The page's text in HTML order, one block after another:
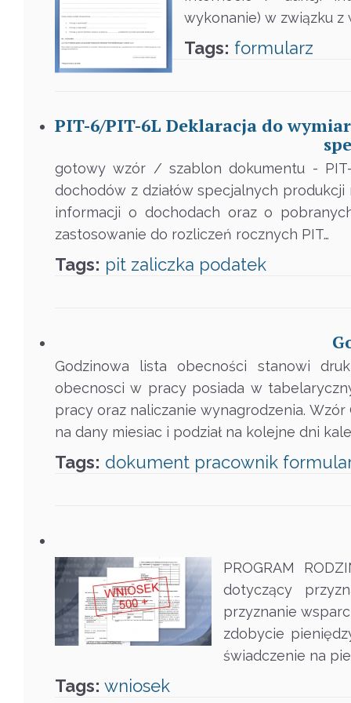
wykonanie) w związku z
Tags: formularz
PIT-6/PIT-6L Deklaracja do
gotowy wzór / szablon dokumentu -
dochodów z działów specjalnych
informacji o dochodach oraz o
zastosowanie do rozliczeń rocznych PIT…
Tags: pit zaliczka podatek
Godzinowa lista obecności stanowi
obecnosci w pracy posiada w
pracy oraz naliczanie wynagrodzenia.
na dany miesiac i podział na kolejne dni
Tags: dokument pracownik
PROGRAM
dotyczący
przyznanie
zdobycie
świadczenie na
Tags: wniosek